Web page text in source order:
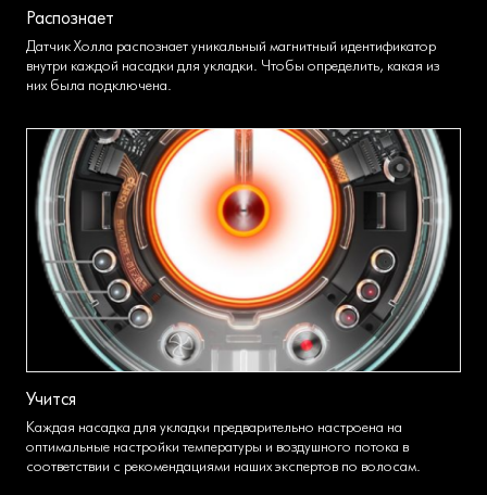
Распознает
Датчик Холла распознает уникальный магнитный идентификатор
внутри каждой насадки для укладки. Чтобы определить, какая из
них была подключена.
Учится
Каждая насадка для укладки предварительно настроена на
оптимальные настройки температуры и воздушного потока в
соответствии с рекомендациями наших экспертов по волосам.